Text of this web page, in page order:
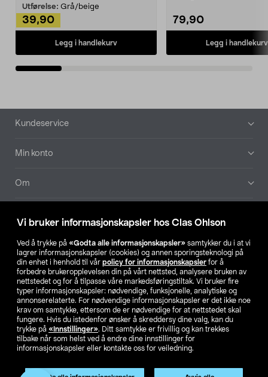
Vi bruker informasjonskapsler hos Clas Ohlson
Ved å trykke på «Godta alle informasjonskapsler» samtykker du i at vi
lagrer informasjonskapsler (cookies) og annen sporingsteknologi på
din enhet i henhold til vår policy for informasjonskapsler for å
forbedre brukeropplevelsen din på vårt nettsted, analysere bruken av
nettstedet og for å tilpasse våre markedsføringstiltak. Vi bruker fire
typer informasjonskapsler: nødvendige, funksjonelle, analytiske og
annonserelaterte. For nødvendige informasjonskapsler er det ikke noe
krav om samtykke, ettersom de er nødvendige for at nettstedet skal
fungere. Hvis du istedenfor ønsker å skreddersy dine valg, kan du
trykke på «Innstillinger». Ditt samtykke er frivillig og kan trekkes
tilbake når som helst ved å endre dine innstillinger for
informasjonskapsler eller kontakte oss for veiledning.
Utførelse: Grå/beige
39,90
Legg i handlekurv
79,90
Legg i handlekurv
Bunntekst
Kundeservice
Min konto
Om
Våre selskaper
Finn din butikk
SE NO FI